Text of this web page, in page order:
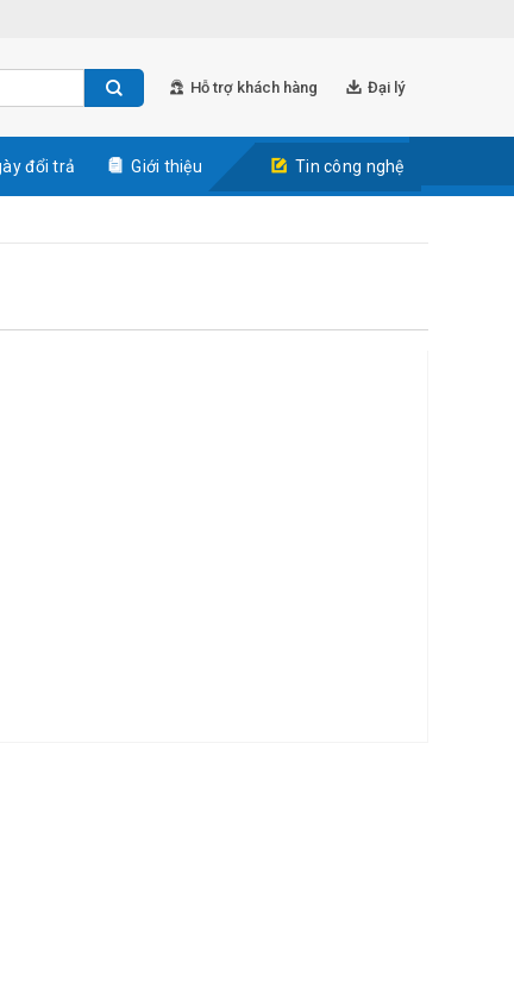
Hỗ trợ khách hàng Đại lý
đổi trả Giới thiệu Tin công nghệ